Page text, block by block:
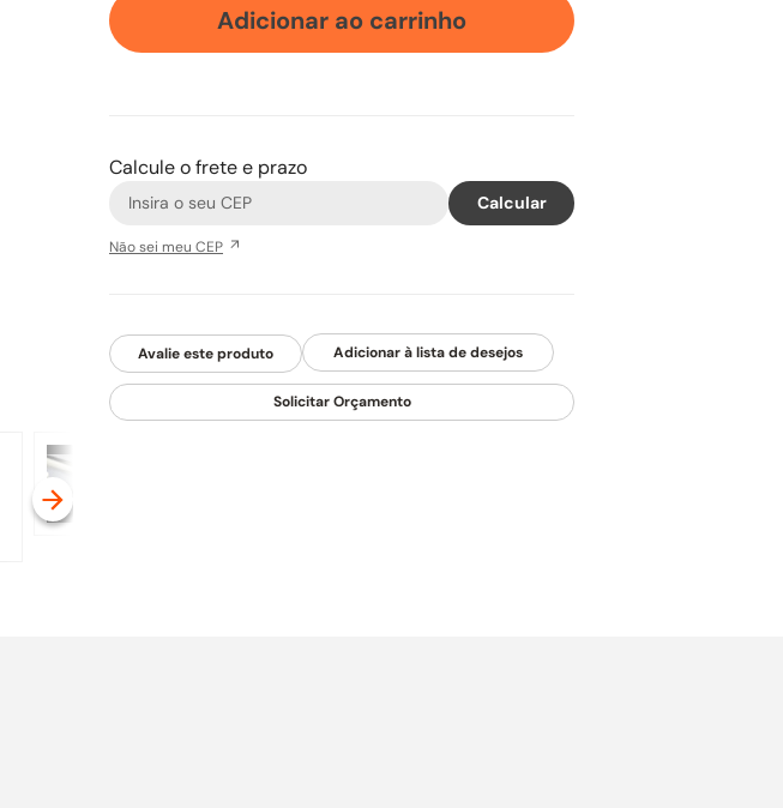
Adicionar ao carrinho
Calcule o frete e prazo
Não sei meu CEP
Avalie este produto
Solicitar Orçamento